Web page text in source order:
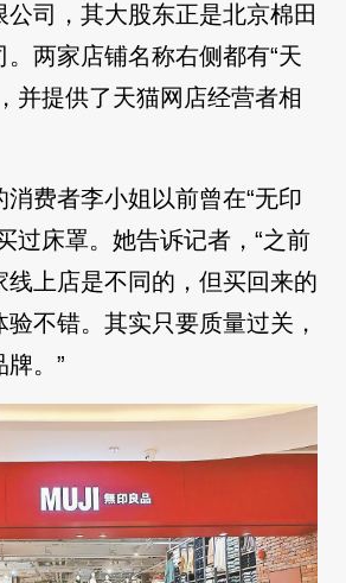
公司，其大股东正是北京棉田
两家店铺名称右侧都有“天
并提供了天猫网店经营者相
消费者李小姐以前曾在“无印
过床罩。她告诉记者，“之前
线上店是不同的，但买回来的
不错。其实只要质量过关，
。”